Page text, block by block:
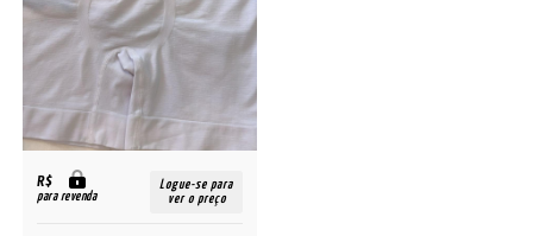
R$
para revenda
Logue-se para
ver o preço